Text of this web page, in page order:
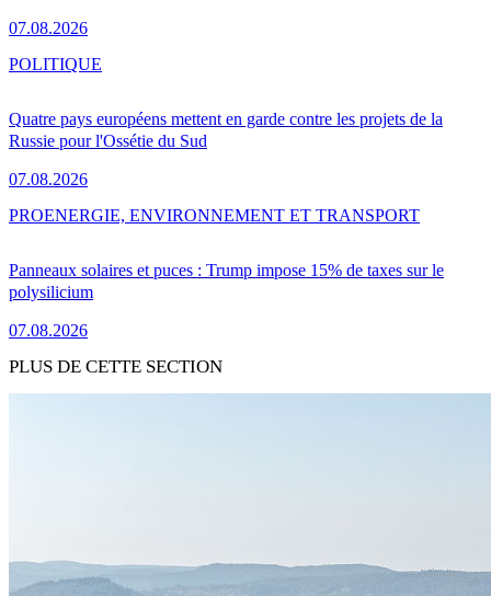
07.08.2026
Quatre pays européens mettent en garde contre les projets de la
Russie pour l'Ossétie du Sud
07.08.2026
POLITIQUE
Panneaux solaires et puces : Trump impose 15% de taxes sur le
polysilicium
07.08.2026
PROENERGIE, ENVIRONNEMENT ET TRANSPORT
PLUS DE CETTE SECTION